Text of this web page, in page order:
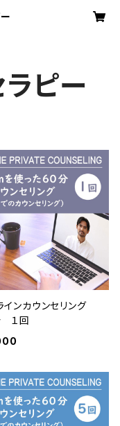
ピー
インカウンセリング
１回